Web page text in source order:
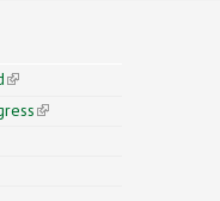
(link is external)
(link is external)